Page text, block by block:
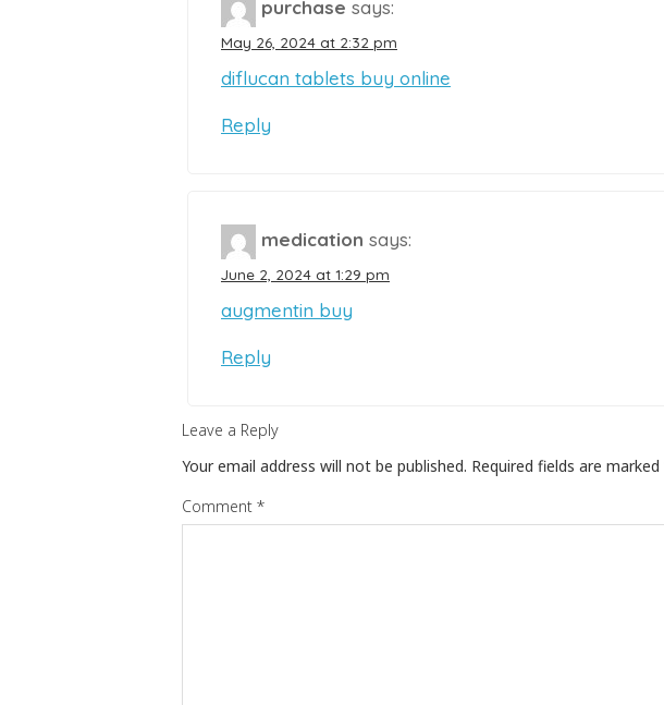
purchase says:
May 26, 2024 at 2:32 pm
diflucan tablets buy online
Reply
medication says:
June 2, 2024 at 1:29 pm
augmentin buy
Reply
Leave a Reply
Your email address will not be published. Required fields are marked
Comment *